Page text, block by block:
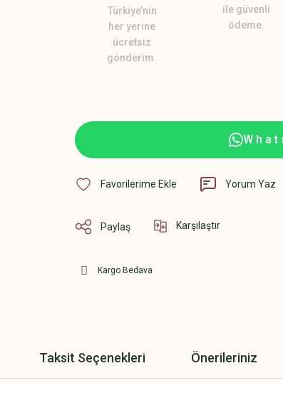
Türkiye’nin
her yerine
ücretsiz
gönderim.
ile güvenli
ödeme.
Yorum Yaz
Paylaş Karşılaştır
Kargo Bedava
Taksit Seçenekleri Önerileriniz